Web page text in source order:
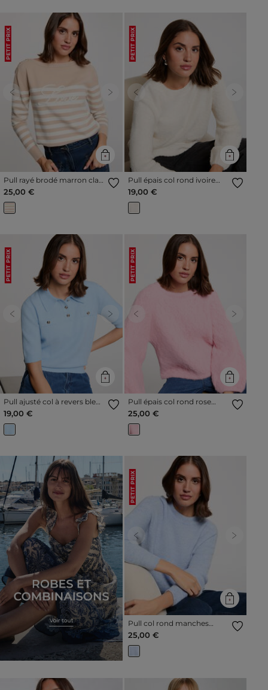
PETIT PRIX
Previous Next
Pull rayé brodé marron clair
femme
25,00 €
PETIT PRIX
Previous Next
Pull épais col rond ivoire
femme
19,00 €
PETIT PRIX
Previous Next
Pull ajusté col à revers bleu
clair femme
19,00 €
PETIT PRIX
Previous Next
Pull épais col rond rose
femme
25,00 €
PETIT PRIX
Previous Next
Pull col rond manches
longues bleu ciel femme
25,00 €